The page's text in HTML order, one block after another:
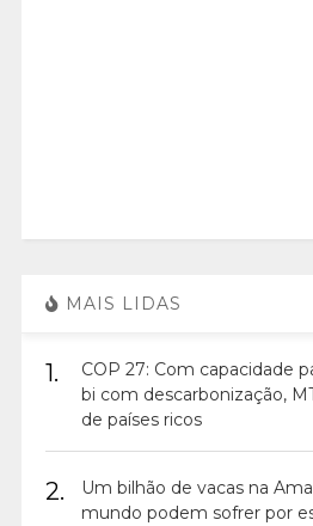
MAIS LIDAS
1.
COP 27: Com capacidade
bi com descarbonização,
de países ricos
2.
Um bilhão de vacas na
mundo podem sofrer por